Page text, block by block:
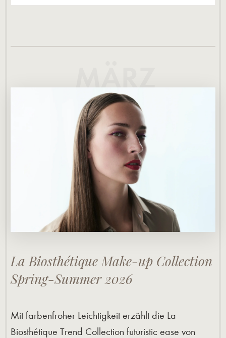
MÄRZ
La Biosthétique Make-up Collection
Spring-Summer 2026
Mit farbenfroher Leichtigkeit erzählt die La
Biosthétique Trend Collection futuristic ease von